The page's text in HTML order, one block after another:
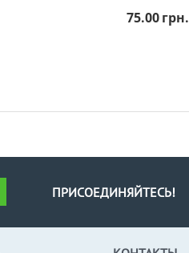
75.00грн.
ПРИСОЕДИНЯЙТЕСЬ!